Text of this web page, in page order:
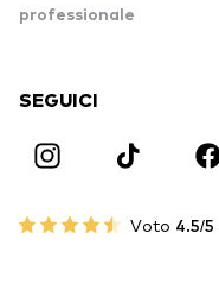
professionale
SEGUICI
Voto 4.5/5